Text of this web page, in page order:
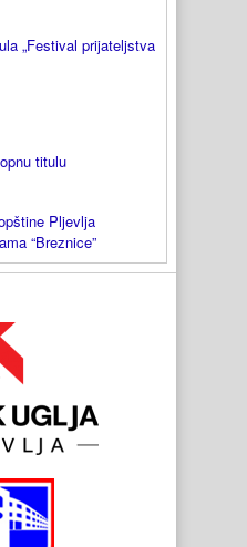
„Festival prijateljstva
titulu
Pljevlja
“Breznice”